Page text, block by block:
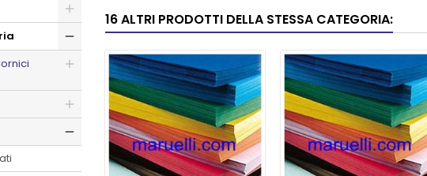
16 ALTRI PRODOTTI DELLA STESSA CATEGORIA: